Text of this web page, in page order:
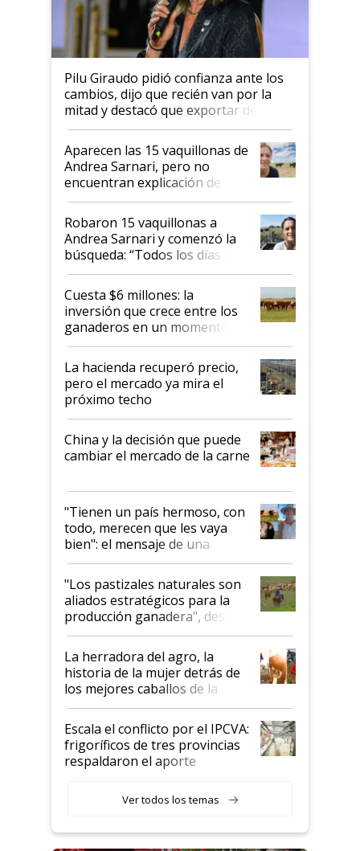
Pilu Giraudo pidió confianza ante los
cambios, dijo que recién van por la
mitad y destacó que exportar dejó de
ser "para unos pocos": "Tenemos un
mandato muy claro del gobierno
nacional"
Aparecen las 15 vaquillonas de
Andrea Sarnari, pero no
encuentran explicación de
cómo llegaron allí
Robaron 15 vaquillonas a
Andrea Sarnari y comenzó la
búsqueda: “Todos los días le
toca a algún productor”
Cuesta $6 millones: la
inversión que crece entre los
ganaderos en un momento
histórico para la actividad
La hacienda recuperó precio,
pero el mercado ya mira el
próximo techo
China y la decisión que puede
cambiar el mercado de la carne
"Tienen un país hermoso, con
todo, merecen que les vaya
bien": el mensaje de una
ganadera uruguaya sobre las
oportunidades que se abren
para el agro en Argentina, con
foco en la carne
"Los pastizales naturales son
aliados estratégicos para la
producción ganadera", destaca
la iniciativa que ya reúne a 46
establecimientos en Argentina
La herradora del agro, la
historia de la mujer detrás de
los mejores caballos de la
Argentina y los mitos que
todavía hacen sufrir a estos
animales: "Mientras me
descalificaban, yo seguí
haciendo currículum"
Escala el conflicto por el IPCVA:
frigoríficos de tres provincias
respaldaron el aporte
Ver todos los temas